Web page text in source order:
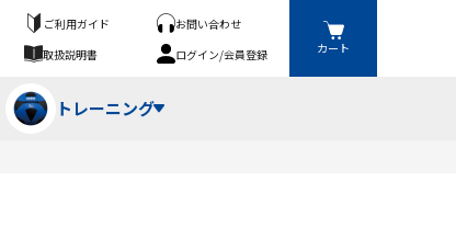
ご利用ガイド
お問い合わせ
取扱説明書
ログイン/会員登録 カート
トレーニング